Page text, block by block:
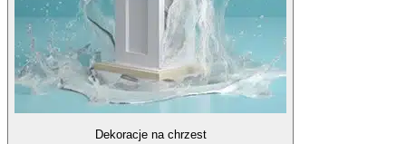
Dekoracje na chrzest